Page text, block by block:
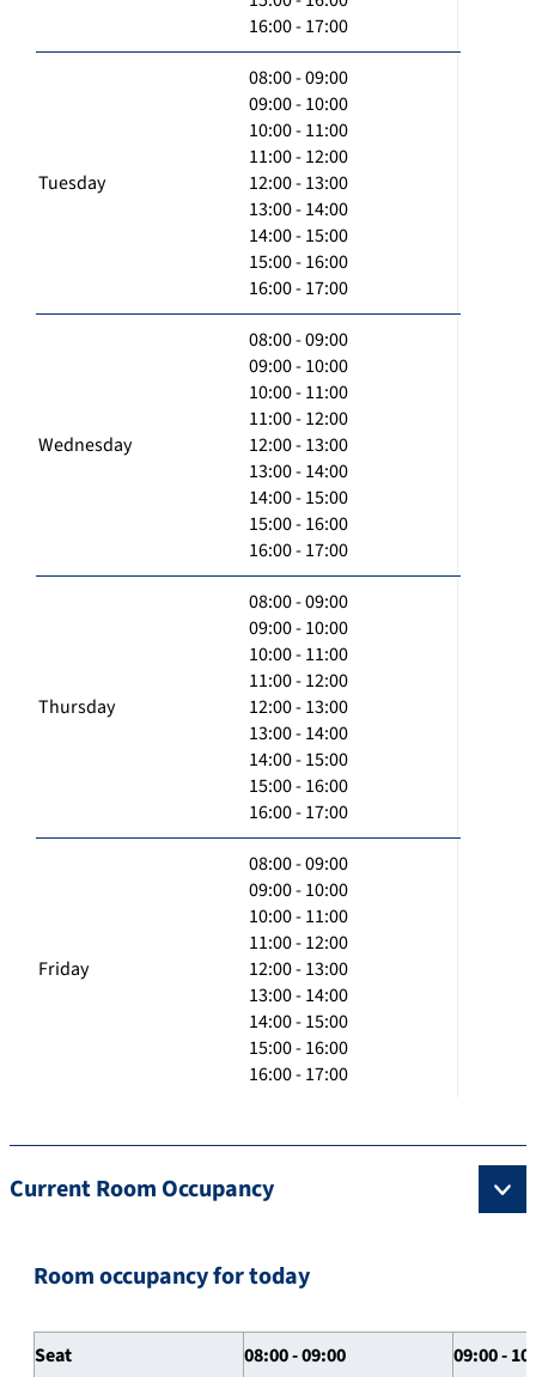
16:00 - 17:00
Tuesday
08:00 - 09:00
09:00 - 10:00
10:00 - 11:00
11:00 - 12:00
12:00 - 13:00
13:00 - 14:00
14:00 - 15:00
15:00 - 16:00
16:00 - 17:00
Wednesday
08:00 - 09:00
09:00 - 10:00
10:00 - 11:00
11:00 - 12:00
12:00 - 13:00
13:00 - 14:00
14:00 - 15:00
15:00 - 16:00
16:00 - 17:00
Thursday
08:00 - 09:00
09:00 - 10:00
10:00 - 11:00
11:00 - 12:00
12:00 - 13:00
13:00 - 14:00
14:00 - 15:00
15:00 - 16:00
16:00 - 17:00
Friday
08:00 - 09:00
09:00 - 10:00
10:00 - 11:00
11:00 - 12:00
12:00 - 13:00
13:00 - 14:00
14:00 - 15:00
15:00 - 16:00
16:00 - 17:00
Current Room Occupancy
Room occupancy for today
Seat 08:00 - 09:00 09:00 -